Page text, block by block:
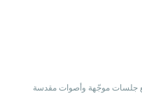
جلسات موجّهة وأصوات مقدسة